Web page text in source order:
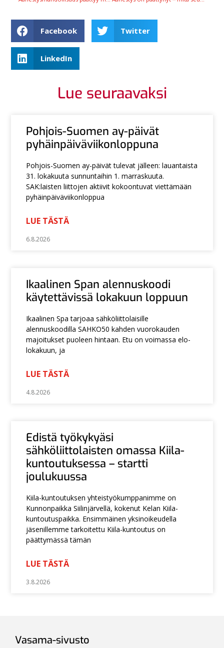
Facebook Twitter
LinkedIn
Lue seuraavaksi
Pohjois-Suomen ay-päivät
pyhäinpäiväviikonloppuna
Pohjois-Suomen ay-päivät tulevat jälleen: lauantaista
31. lokakuuta sunnuntaihin 1. marraskuuta.
SAK:laisten liittojen aktiivit kokoontuvat viettämään
pyhäinpäiväviikonloppua
LUE TÄSTÄ
6.8.2026
Ikaalinen Span alennuskoodi
käytettävissä lokakuun loppuun
Ikaalinen Spa tarjoaa sähköliittolaisille
alennuskoodilla SAHKO50 kahden vuorokauden
majoitukset puoleen hintaan. Etu on voimassa elo-
lokakuun, ja
LUE TÄSTÄ
4.8.2026
Edistä työkykyäsi
sähköliittolaisten omassa Kiila-
kuntoutuksessa – startti
joulukuussa
Kiila-kuntoutuksen yhteistyökumppanimme on
Kunnonpaikka Siilinjärvellä, kokenut Kelan Kiila-
kuntoutuspaikka. Ensimmäinen yksinoikeudella
jäsenillemme tarkoitettu Kiila-kuntoutus on
päättymässä tämän
LUE TÄSTÄ
3.8.2026
Vasama-sivusto